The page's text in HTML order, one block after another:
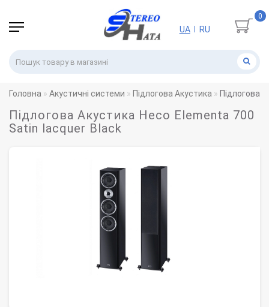
0
UA RU
Головна Акустичні системи Підлогова Акустика Підлогова
Підлогова Акустика Heco Elementa 700
Satin lacquer Black